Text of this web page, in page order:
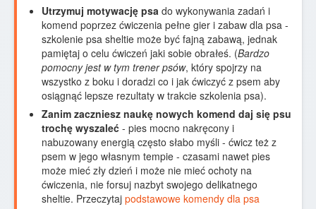
Utrzymuj motywację psa do wykonywania zadań i
komend poprzez ćwiczenia pełne gier i zabaw dla psa -
szkolenie psa sheltie może być fajną zabawą, jednak
pamiętaj o celu ćwiczeń jaki sobie obrałeś. (Bardzo
pomocny jest w tym trener psów, który spojrzy na
wszystko z boku i doradzi co i jak ćwiczyć z psem aby
osiągnąć lepsze rezultaty w trakcie szkolenia psa).
Zanim zaczniesz naukę nowych komend daj się psu
trochę wyszaleć - pies mocno nakręcony i
nabuzowany energią często słabo myśli - ćwicz też z
psem w jego własnym tempie - czasami nawet pies
może mieć zły dzień i może nie mieć ochoty na
ćwiczenia, nie forsuj nazbyt swojego delikatnego
sheltie. Przeczytaj podstawowe komendy dla psa